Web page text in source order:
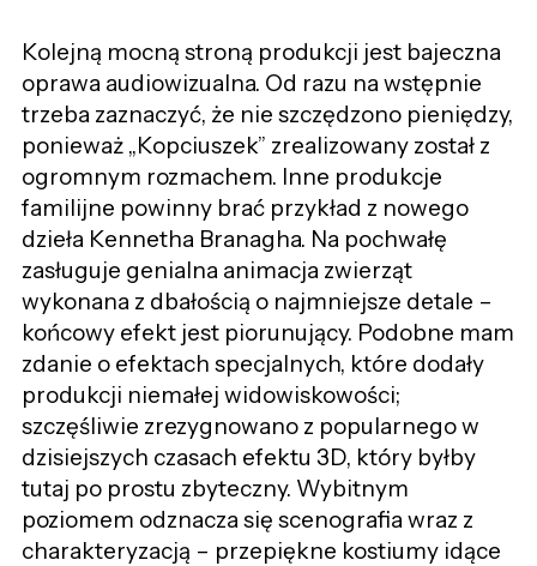
Kolejną mocną stroną produkcji jest bajeczna
oprawa audiowizualna. Od razu na wstępnie
trzeba zaznaczyć, że nie szczędzono pieniędzy,
ponieważ „Kopciuszek” zrealizowany został z
ogromnym rozmachem. Inne produkcje
familijne powinny brać przykład z nowego
dzieła Kennetha Branagha. Na pochwałę
zasługuje genialna animacja zwierząt
wykonana z dbałością o najmniejsze detale –
końcowy efekt jest piorunujący. Podobne mam
zdanie o efektach specjalnych, które dodały
produkcji niemałej widowiskowości;
szczęśliwie zrezygnowano z popularnego w
dzisiejszych czasach efektu 3D, który byłby
tutaj po prostu zbyteczny. Wybitnym
poziomem odznacza się scenografia wraz z
charakteryzacją – przepiękne kostiumy idące